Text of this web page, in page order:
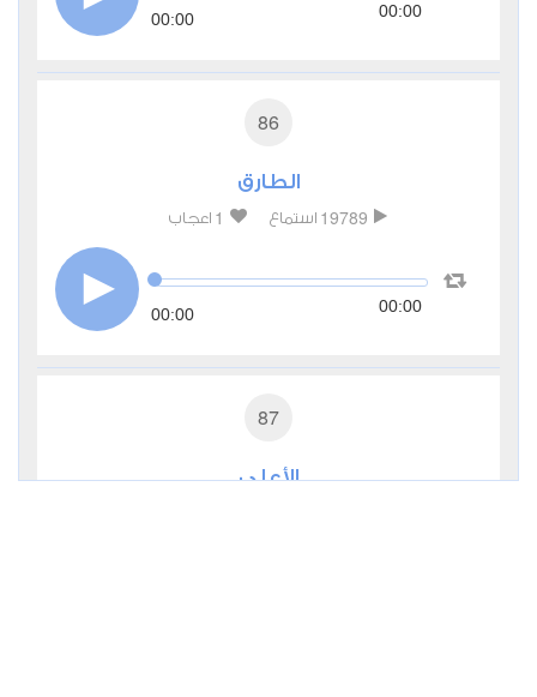
00:00 00:00
86
الطارق
19789 استماع 1 اعجاب
00:00 00:00
87
الأعلى